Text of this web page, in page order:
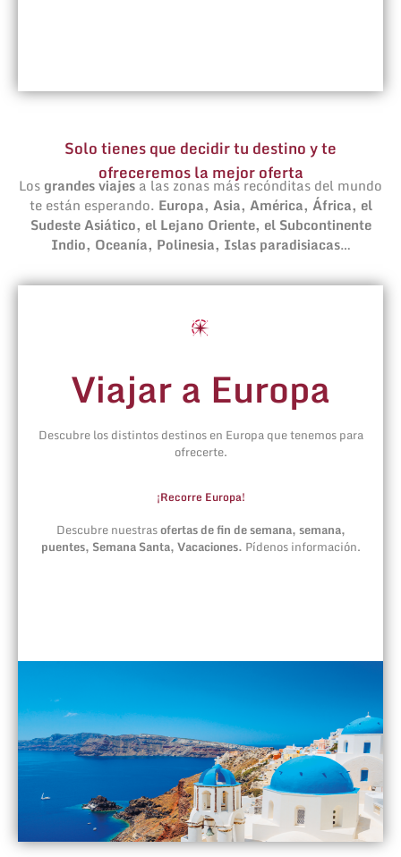
Solo tienes que decidir tu destino y te
ofreceremos la mejor oferta
Los grandes viajesa las zonas más recónditas del mundo
te están esperando. Europa, Asia, América, África, el
Sudeste Asiático, el Lejano Oriente, el Subcontinente
Indio, Oceanía, Polinesia, Islas paradisiacas…
Viajar a Europa
Descubre los distintos destinos en Europa que tenemos para
ofrecerte.
¡Recorre Europa!
Descubre nuestrasofertas de fin de semana, semana,
puentes, Semana Santa, Vacaciones. Pídenos información.